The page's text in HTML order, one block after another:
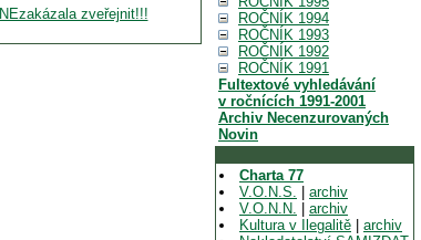
zveřejnit!!!
ROČNÍK 1994
ROČNÍK 1993
ROČNÍK 1992
ROČNÍK 1991
Fultextové vyhledávání
v ročnících 1991-2001
Archiv Necenzurovaných
Novin
Charta 77
V.O.N.S.
archiv
V.O.N.N.
archiv
Kultura v Ilegalitě
archiv